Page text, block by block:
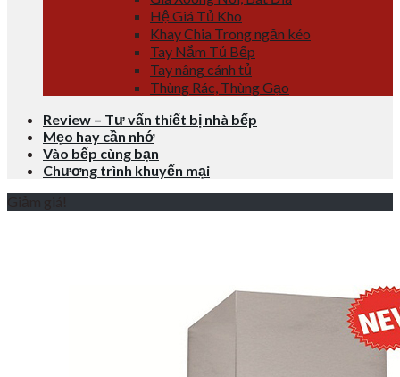
Hệ Giá Tủ Kho
Khay Chia Trong ngăn kéo
Tay Nắm Tủ Bếp
Tay nâng cánh tủ
Thùng Rác, Thùng Gạo
Review – Tư vấn thiết bị nhà bếp
Mẹo hay cần nhớ
Vào bếp cùng bạn
Chương trình khuyến mại